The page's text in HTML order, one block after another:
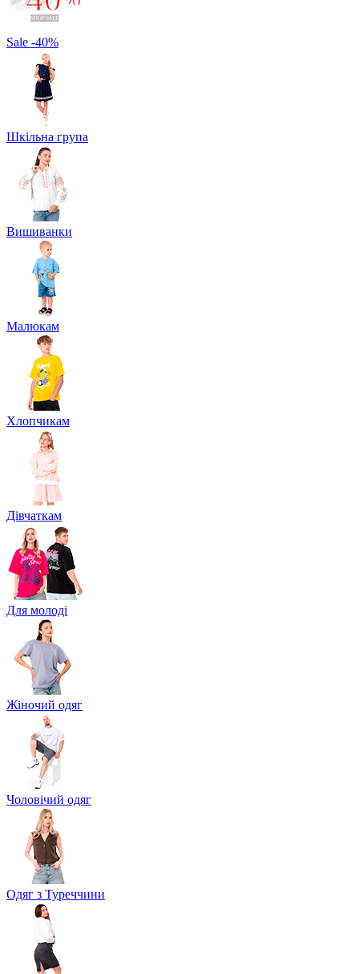
Sale -40%
Шкільна група
Вишиванки
Малюкам
Хлопчикам
Дівчаткам
Для молоді
Жіночий одяг
Чоловічий одяг
Одяг з Туреччини